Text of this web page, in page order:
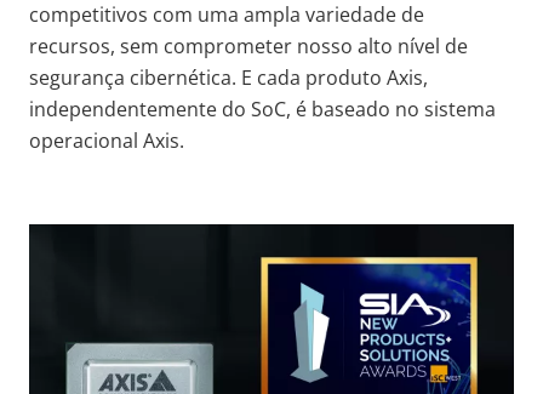
competitivos com uma ampla variedade de
recursos, sem comprometer nosso alto nível de
segurança cibernética. E cada produto Axis,
independentemente do SoC, é baseado no sistema
operacional Axis.